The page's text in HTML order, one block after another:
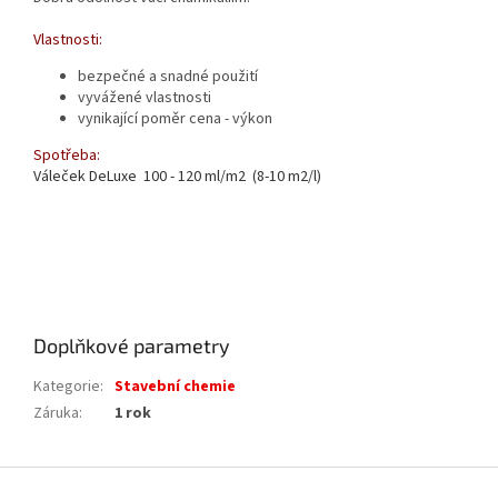
Vlastnosti:
bezpečné a snadné použití
vyvážené vlastnosti
vynikající poměr cena - výkon
Spotřeba:
Váleček DeLuxe 100 - 120 ml/m2 (8-10 m2/l)
Doplňkové parametry
Kategorie: Stavební chemie
Záruka: 1 rok